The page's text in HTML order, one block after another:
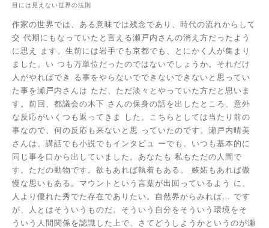
目には見えない世界の法則
作家の世界では、ある意味では残念であり、時代の流れからして
交 代期にもなっていたと言える瀬戸内さんの消え方だったよう
に思え
ます。生前には岩手でも京都でも、とにかく人が集まり
ました。い つも万単位だったのではないでしょうか。それだけ
人がやればでき る事をやらないでできないできないと思ってい
た事を瀬戸内さんは ただ、ただ淡々とやっていた方だと思いま
す。前回、都議会の木下 さんの保身の話を出したところ、意外
な反応がいくつも返ってきま
した。こちらとしては当たり前の
事なので、何の反応も来ないと思 っていたのです。瀬戸内晴美
さんは、講話でも小説でもインタビュ ーでも、いつも基本的に
同じ事を口から出していました。あなたも 私もただの人間で
す。ただの動物です。欲もあれば執着もある。 嫉妬もあれば傲
慢な思いもある。マウントという言葉が出回っているよう に、
人より優れた秀でた存在でありたい。自然界からみれば… です
が、人とはそういうものだ。そういう自分をそういう環境をそ
ういう人間関係を認識した上で、さてどうしようかというのが瀬